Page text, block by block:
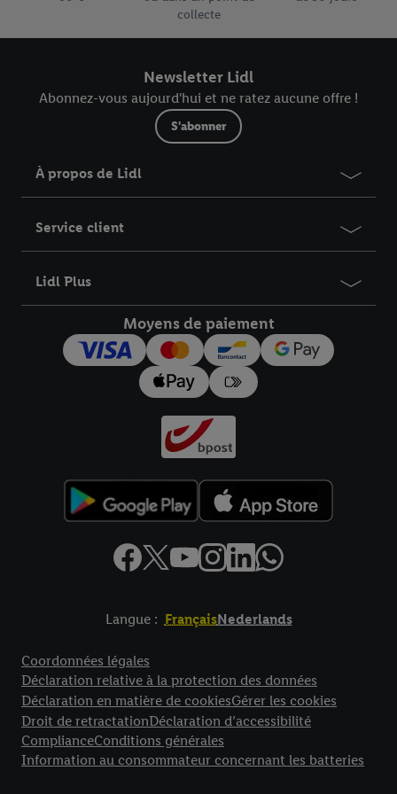
collecte
Newsletter Lidl
Abonnez-vous aujourd'hui et ne ratez aucune offre !
S'abonner
À propos de Lidl
Service client
Lidl Plus
Moyens de paiement
Langue : FrançaisNederlands
Coordonnées légales
Déclaration relative à la protection des données
Déclaration en matière de cookiesGérer les cookies
Droit de retractationDéclaration d’accessibilité
ComplianceConditions générales
Information au consommateur concernant les batteries